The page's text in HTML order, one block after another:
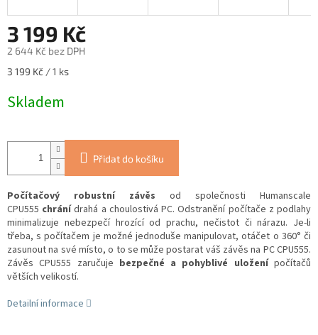
3 199 Kč
2 644 Kč bez DPH
Měrná
3 199 Kč / 1 ks
Skladem
Přidat do košíku
Počítačový robustní závěs od společnosti Humanscale
CPU555 chránídrahá a choulostivá PC. Odstranění počítače z podlahy
minimalizuje nebezpečí hrozící od prachu, nečistot či nárazu. Je-li
třeba, s počítačem je možné jednoduše manipulovat, otáčet o 360° či
zasunout na své místo, o to se může postarat váš závěs na PC CPU555.
Závěs CPU555 zaručuje bezpečné a pohyblivé uloženípočítačů
větších velikostí.
Detailní informace